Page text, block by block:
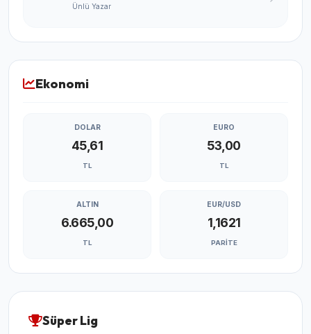
Ünlü Yazar
Ekonomi
DOLAR
45,61
TL
EURO
53,00
TL
ALTIN
6.665,00
TL
EUR/USD
1,1621
PARITE
Süper Lig